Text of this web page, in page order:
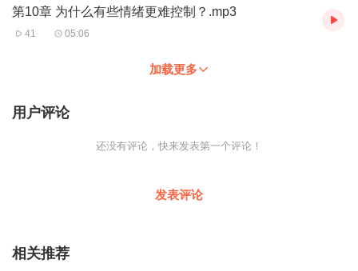
98-100章——欣欣雨
第10章 为什么有些情绪更难控制？.mp3
41 05:06
加载更多
用户评论
还没有评论，快来发表第一个评论！
发表评论
相关推荐